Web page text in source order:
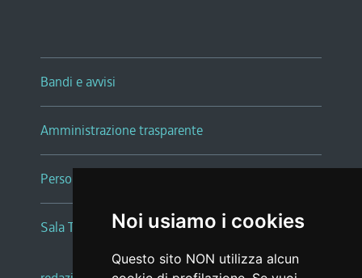
Noi usiamo i cookies
Questo sito NON utilizza alcun
Bandi e avvisi
Amministrazione trasparente
Persone e Uffici
Sala Tiziano Tessitori